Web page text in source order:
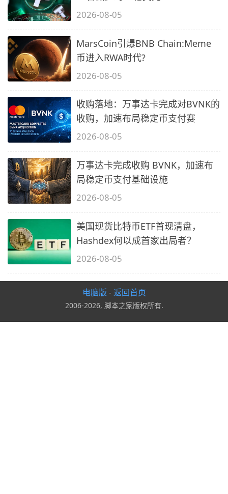
2026-08-05
MarsCoin引爆BNB Chain:Meme
币进入RWA时代?
2026-08-05
收购落地：万事达卡完成对BVNK的
收购，加速布局稳定币支付赛
2026-08-05
万事达卡完成收购 BVNK，加速布
局稳定币支付基础设施
2026-08-05
美国现货比特币ETF首现清盘，
Hashdex何以成首家出局者？
2026-08-05
电脑版 - 返回首页
2006-2026, 脚本之家版权所有.